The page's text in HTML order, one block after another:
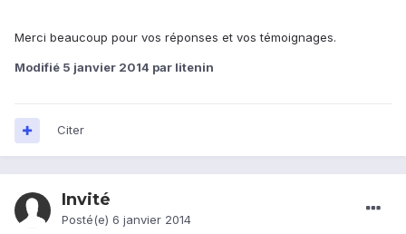
Merci beaucoup pour vos réponses et vos témoignages.
Modifié 5 janvier 2014 par litenin
Citer
Invité
Posté(e) 6 janvier 2014